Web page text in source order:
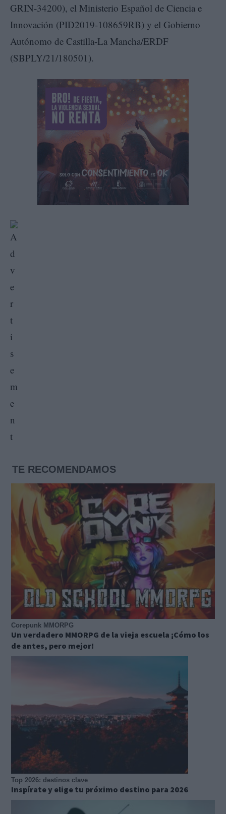
GRIN-34200), el Ministerio Español de Ciencia e
Innovación (PID2019-108659RB) y el Gobierno
Autónomo de Castilla-La Mancha/ERDF
(SBPLY/21/180501).
TE RECOMENDAMOS
Corepunk MMORPG
Un verdadero MMORPG de la vieja escuela ¡Cómo los
de antes, pero mejor!
Top 2026: destinos clave
Inspírate y elige tu próximo destino para 2026